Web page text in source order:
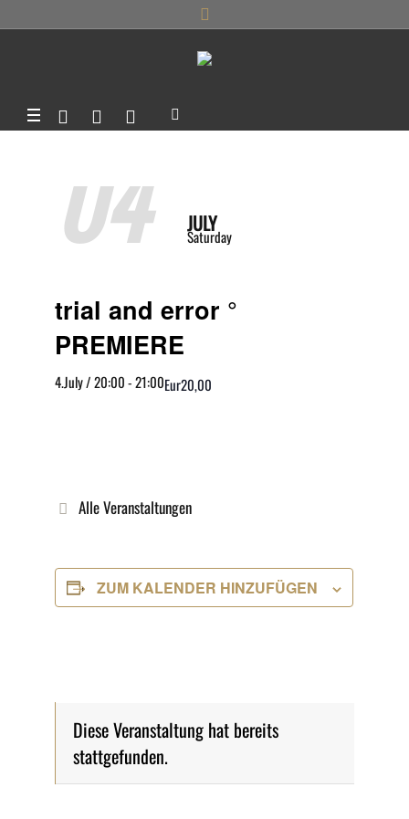
04 JULY
Saturday
trial and error °
PREMIERE
4.July / 20:00-21:00Eur20,00
Alle Veranstaltungen
ZUM KALENDER HINZUFÜGEN
Diese Veranstaltung hat bereits
stattgefunden.